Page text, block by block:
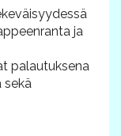
ja
palautuksena
sekä